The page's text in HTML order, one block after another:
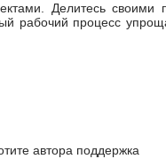
Делитесь своими
рабочий процесс
автора поддержка